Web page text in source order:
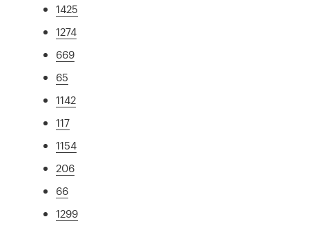
1425
1274
669
65
1142
117
1154
206
66
1299